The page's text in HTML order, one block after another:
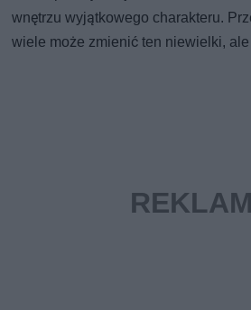
wnętrzu wyjątkowego charakteru.
wiele może zmienić ten niewielki,